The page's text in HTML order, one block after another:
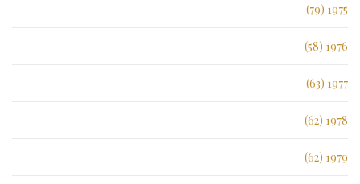
1975 (79)
1976 (58)
1977 (63)
1978 (62)
1979 (62)